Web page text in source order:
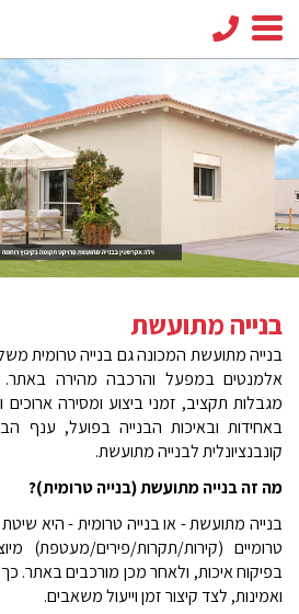
חיפושfacebook
youtube
בנייה מתועשת
בנייה מתועשת המכונה גם בנייה טרומית
אלמנטים במפעל והרכבה מהירה
מגבלות תקציב, זמני ביצוע ומסירה ארוכים
באחידות ובאיכות הבנייה בפועל, ענף
קונבנציונלית לבנייה מתועשת.
מה זה בנייה מתועשת (בנייה טרומית)?
בנייה מתועשת - או בנייה טרומית - היא
טרומיים (קירות/תקרות/פירים/מעטפת)
בפיקוח איכות, ולאחר מכן מורכבים באתר.
ואמינות, לצד קיצור זמן וייעול משאבים.